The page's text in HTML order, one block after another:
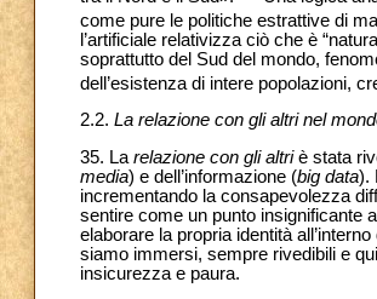
come pure le politiche estrattive di
l’artificiale relativizza ciò che è
soprattutto del Sud del mondo,
dell’esistenza di intere popolazioni,
2.2. La relazione con gli altri nel
35. La relazione con gli altriè stata
media) e dell’informazione (big data).
incrementando la consapevolezza
sentire come un punto insignificante
elaborare la propria identità
siamo immersi, sempre rivedibili e
insicurezza e paura.